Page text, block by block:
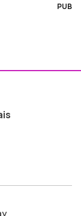
PUB
ao